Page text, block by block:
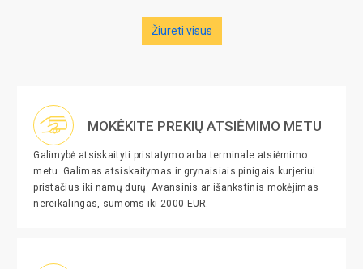
Žiureti visus
MOKĖKITE PREKIŲ ATSIĖMIMO METU
Galimybė atsiskaityti pristatymo arba terminale atsiėmimo
metu. Galimas atsiskaitymas ir grynaisiais pinigais kurjeriui
pristačius iki namų durų. Avansinis ar išankstinis mokėjimas
nereikalingas, sumoms iki 2000 EUR.